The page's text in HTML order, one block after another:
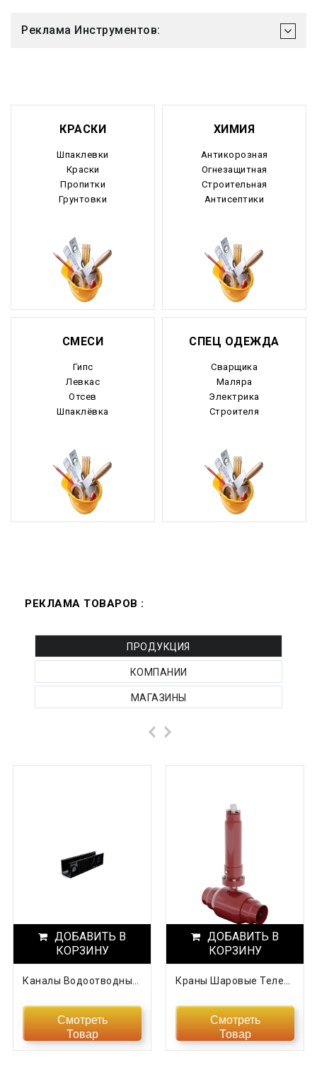
Реклама Инструментов:
КРАСКИ
Шпаклевки
Краски
Пропитки
Грунтовки
ХИМИЯ
Антикорозная
Огнезащитная
Строительная
Антисептики
СМЕСИ
Гипс
Левкас
Отсев
Шпаклёвка
СПЕЦ ОДЕЖДА
Сварщика
Маляра
Электрика
Строителя
РЕКЛАМА ТОВАРОВ :
ПРОДУКЦИЯ
КОМПАНИИ
МАГАЗИНЫ
ДОБАВИТЬ В
КОРЗИНУ
Смотреть
Товар
ДОБАВИТЬ В
КОРЗИНУ
Смотреть
Товар